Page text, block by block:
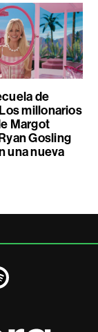
de
Los millonarios
Margot
Gosling
una nueva